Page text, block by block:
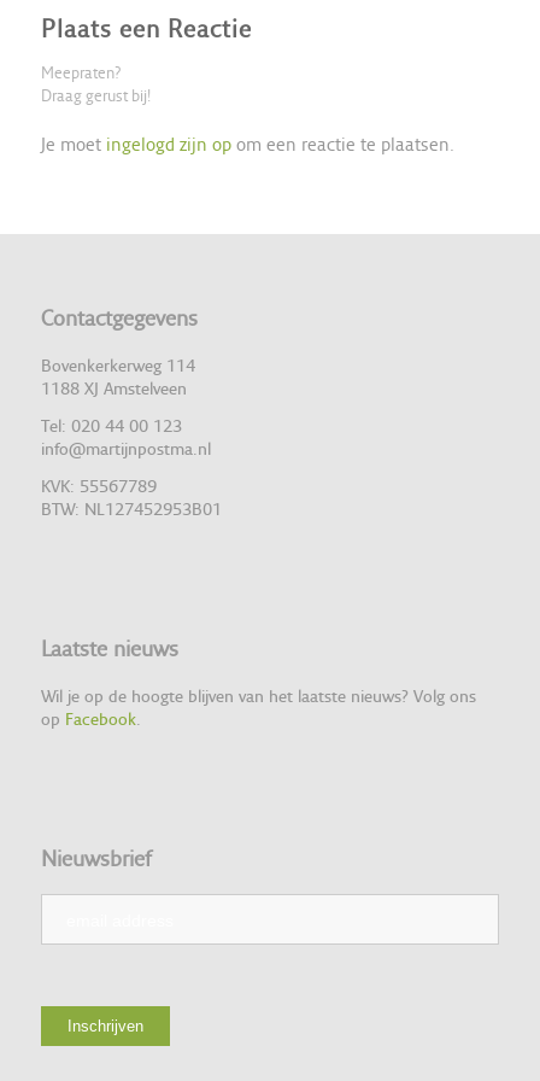
Plaats een Reactie
Meepraten?
Draag gerust bij!
Je moet ingelogd zijn opom een reactie te plaatsen.
Contactgegevens
Bovenkerkerweg 114
1188 XJ Amstelveen
Tel: 020 44 00 123
info@martijnpostma.nl
KVK: 55567789
BTW: NL127452953B01
Laatste nieuws
Wil je op de hoogte blijven van het laatste nieuws? Volg ons
op Facebook.
Nieuwsbrief